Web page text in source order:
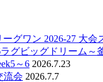
グワン 2026-27 大会
グビッグドリーム～
～6 2026.7.23
流会 2026.7.7